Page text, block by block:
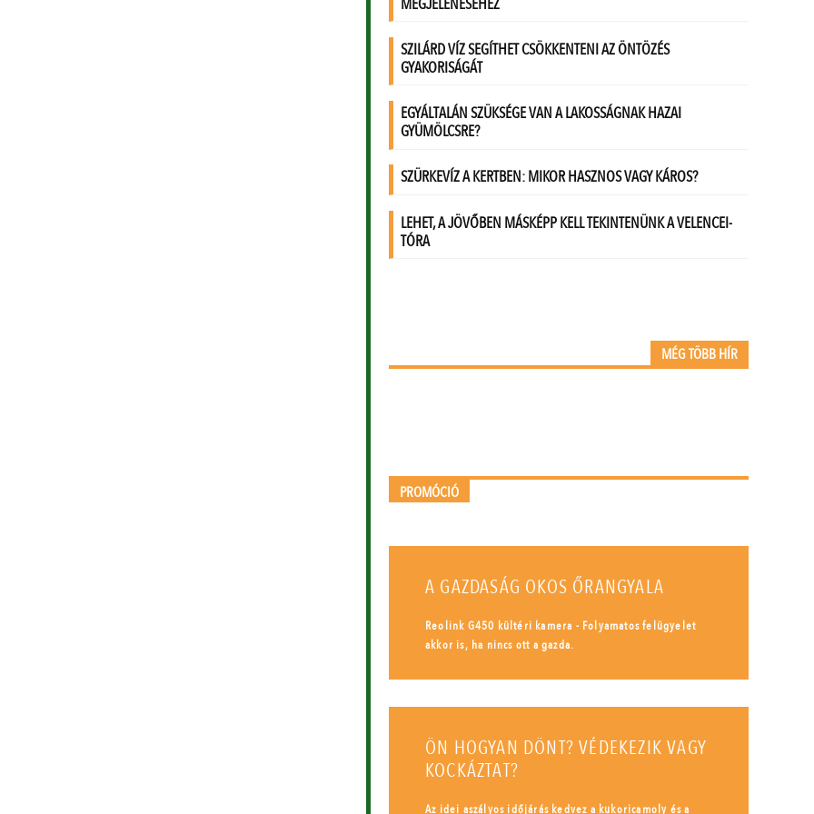
MÉG TÖBB HÍR
PROMÓCIÓ
A GAZDASÁG OKOS ŐRANGYALA
Reolink G450 kültéri kamera - Folyamatos felügyelet
akkor is, ha nincs ott a gazda.
ÖN HOGYAN DÖNT? VÉDEKEZIK VAGY
KOCKÁZTAT?
Az idei aszályos időjárás kedvez a kukoricamoly és a